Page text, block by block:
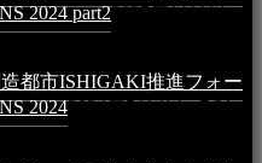
2024 part22025年1月1日 -
都市ISHIGAKI推進フォー
20242024年5月4日 - 7:21